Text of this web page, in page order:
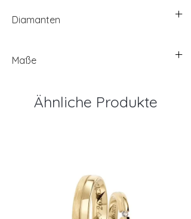
Diamanten
Maße
Ähnliche Produkte